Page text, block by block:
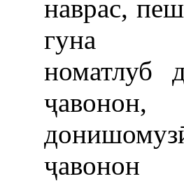
наврас,
гуна
номатлуб
ҷавонон,